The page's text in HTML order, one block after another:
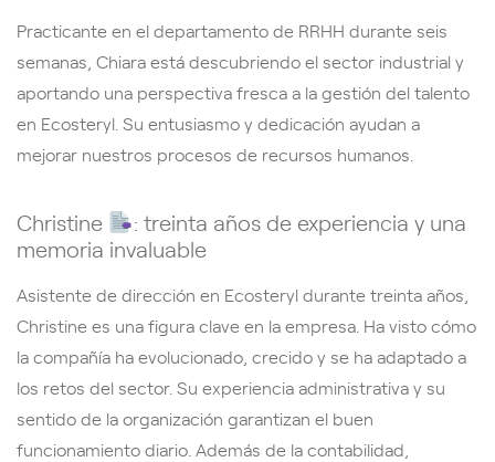
Practicante en el departamento de RRHH durante seis
semanas, Chiara está descubriendo el sector industrial y
aportando una perspectiva fresca a la gestión del talento
en Ecosteryl. Su entusiasmo y dedicación ayudan a
mejorar nuestros procesos de recursos humanos.
Christine
: treinta años de experiencia y una
memoria invaluable
Asistente de dirección en Ecosteryl durante treinta años,
Christine es una figura clave en la empresa. Ha visto cómo
la compañía ha evolucionado, crecido y se ha adaptado a
los retos del sector. Su experiencia administrativa y su
sentido de la organización garantizan el buen
funcionamiento diario. Además de la contabilidad,